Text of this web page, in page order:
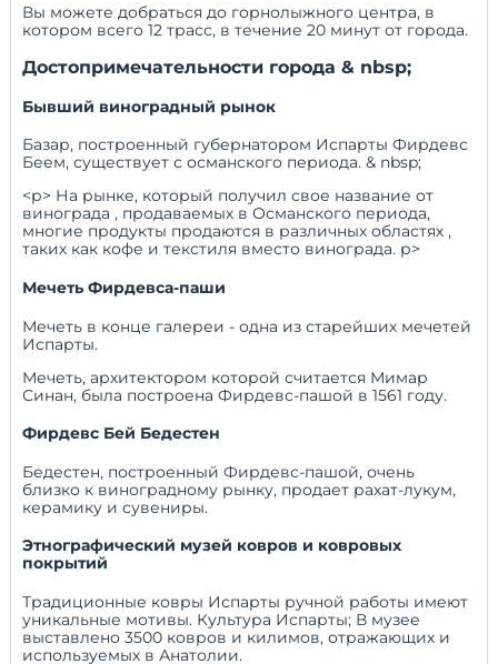
Вы можете добраться до горнолыжного центра, в
котором всего 12 трасс, в течение 20 минут от города.
Достопримечательности города & nbsp;
Бывший виноградный рынок
Базар, построенный губернатором Испарты Фирдевс
Беем, существует с османского периода. & nbsp;
<р> На рынке, который получил свое название от
винограда , продаваемых в Османского периода,
многие продукты продаются в различных областях ,
таких как кофе и текстиля вместо винограда. р>
Мечеть Фирдевса-паши
Мечеть в конце галереи - одна из старейших мечетей
Испарты.
Мечеть, архитектором которой считается Мимар
Синан, была построена Фирдевс-пашой в 1561 году.
Фирдевс Бей Бедестен
Бедестен, построенный Фирдевс-пашой, очень
близко к виноградному рынку, продает рахат-лукум,
керамику и сувениры.
Этнографический музей ковров и ковровых
покрытий
Традиционные ковры Испарты ручной работы имеют
уникальные мотивы. Культура Испарты; В музее
выставлено 3500 ковров и килимов, отражающих и
используемых в Анатолии.